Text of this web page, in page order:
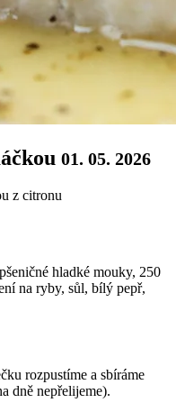
01. 05. 2026
z citronu
hladké mouky, 250
na ryby, sůl, bílý pepř,
rozpustíme a sbíráme
dně nepřelijeme).